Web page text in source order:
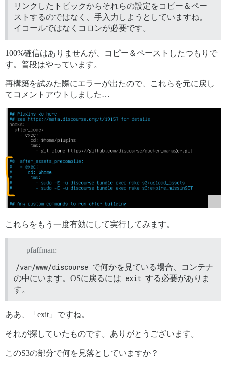
リンクしたトピックからそれらの設定をコピー＆ペー
ストするのではなく、手入力しようとしていますね。
イコールではなくコロンが必要です。
100%確信はありませんが、コピー＆ペーストしたつもりで
す。普段はやっています。
再構築を試みた際にエラーが出たので、これらを元に戻し
てコメントアウトしました…
これらをもう一度有効にして実行してみます。
pfaffman:
/var/www/discourse で何かを見ている場合、コンテナ
の中にいます。OSに戻るには exit する必要がありま
す。
ああ、「exit」ですね。
それが探していたものです。ありがとうございます。
このS3の部分で何を見落としていますか？